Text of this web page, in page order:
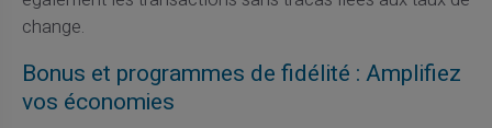
change.
Bonus et programmes de fidélité : Amplifiez
vos économies